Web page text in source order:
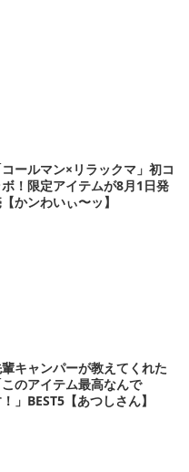
コールマン×リラックマ」初コ
！限定アイテムが8月1日発
かンわいぃ〜ッ】
キャンパーが教えてくれた
このアイテム最高なんで
」BEST5【あつしさん】